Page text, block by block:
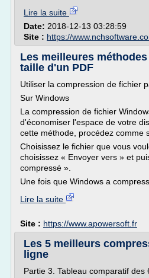
Lire la suite
Date: 2018-12-13 03:28:59
Site : https://
Les meilleures
taille d'un PDF
Utiliser la compression de fichier
Sur Windows
La compression de fichier
d'économiser l'espace de votre
cette méthode, procédez comme
Choisissez le fichier que vous
choisissez « Envoyer vers » et
compressé ».
Une fois que Windows a
Lire la suite
Site : https://www.apowersoft.fr
Les 5 meilleurs
ligne
Partie 3. Tableau comparatif des